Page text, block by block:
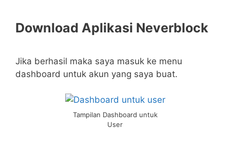
Download Aplikasi Neverblock
Jika berhasil maka saya masuk ke menu
dashboard untuk akun yang saya buat.
Tampilan Dashboard untuk
User